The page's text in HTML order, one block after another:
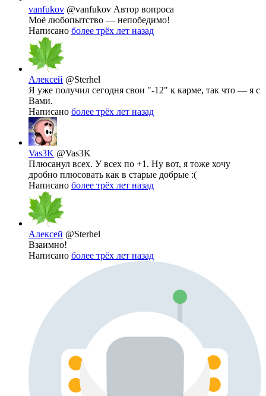
vanfukov @vanfukov Автор вопроса
Моё любопытство — непобедимо!
Написано более трёх лет назад
Алексей @Sterhel
Я уже получил сегодня свои "-12" к карме, так что — я с
Вами.
Написано более трёх лет назад
Vas3K @Vas3K
Плюсанул всех. У всех по +1. Ну вот, я тоже хочу
дробно плюсовать как в старые добрые :(
Написано более трёх лет назад
Алексей @Sterhel
Взаимно!
Написано более трёх лет назад